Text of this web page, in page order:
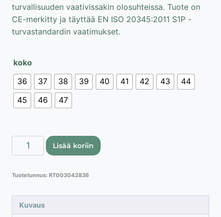
turvallisuuden vaativissakin olosuhteissa. Tuote on
CE-merkitty ja täyttää EN ISO 20345:2011 S1P -
turvastandardin vaatimukset.
koko
36
37 38 39 40 41 42 43
44
45
46 47
Lahti
Pro
S1P
teräskärki
/
Lisää koriin
Tuotetunnus: RT003042836
Kuvaus